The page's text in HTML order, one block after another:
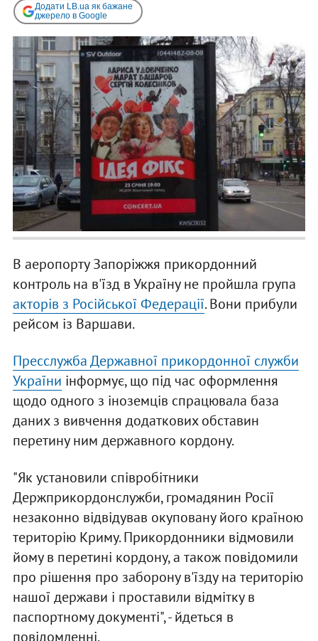
Додати LB.ua як бажане
джерело в Google
В аеропорту Запоріжжя прикордонний
контроль на в'їзд в Україну не пройшла група
акторів з Російської Федерації. Вони прибули
рейсом із Варшави.
Пресслужба Державної прикордонної служби
України інформує, що під час оформлення
щодо одного з іноземців спрацювала база
даних з вивчення додаткових обставин
перетину ним державного кордону.
"Як установили співробітники
Держприкордонслужби, громадянин Росії
незаконно відвідував окуповану його країною
територію Криму. Прикордонники відмовили
йому в перетині кордону, а також повідомили
про рішення про заборону в'їзду на територію
нашої держави і проставили відмітку в
паспортному документі", - йдеться в
повідомленні.